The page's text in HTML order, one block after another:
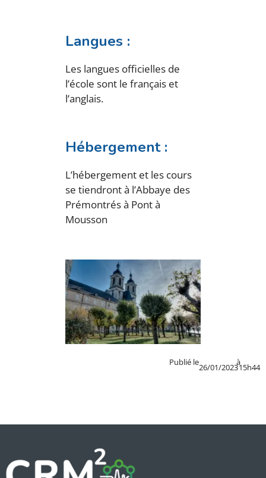
Langues :
Les langues officielles de
l’école sont le français et
l’anglais.
Hébergement :
L’hébergement et les cours
se tiendront à l’Abbaye des
Prémontrés à Pont à
Mousson
Publié le
26/01/2023
à
15h44